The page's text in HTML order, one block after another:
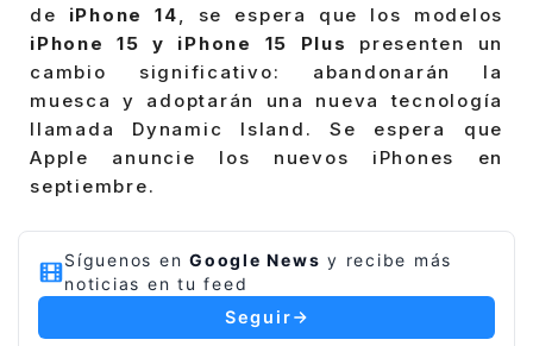
de iPhone 14 , se espera que los modelos
iPhone 15 y iPhone 15 Plus
presenten un
cambio significativo: abandonarán la
muesca y adoptarán una nueva tecnología
llamada Dynamic Island. Se espera que
Apple anuncie los nuevos iPhones en
septiembre.
Síguenos en Google News y recibe más
noticias en tu feed
Seguir